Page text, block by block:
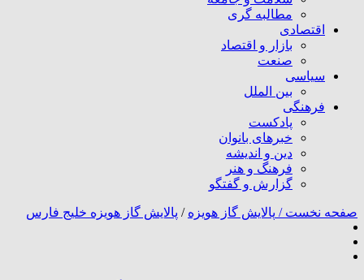
مطالبه گری
اقتصادی
بازار و اقتصاد
صنعت
سیاسی
بین الملل
فرهنگی
پادکست
خبرهای بانوان
دین و اندیشه
فرهنگ و هنر
گزارش و گفتگو
صفحه نخست / پالایش گاز هویزه / پالایش گاز هویزه خلیج فارس